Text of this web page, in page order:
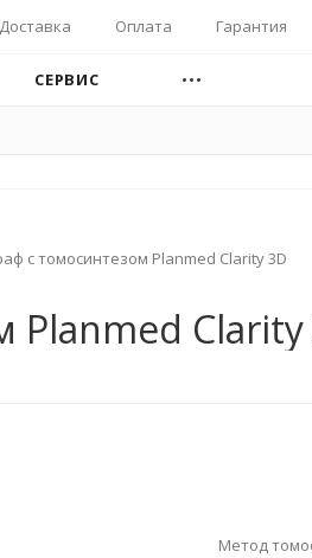
Доставка Оплата Гарантия
СЕРВИС
с томосинтезом Planmed Clarity 3D
Clarity
Метод